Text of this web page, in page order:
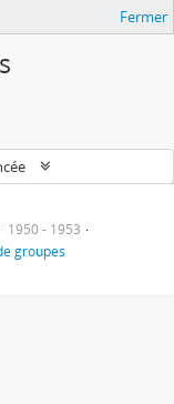
Fermer
1950 - 1953
groupes